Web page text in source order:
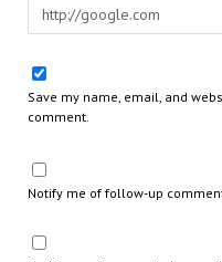
Save my name, email, and
comment.
Notify me of follow-up